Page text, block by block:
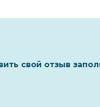
свой отзыв